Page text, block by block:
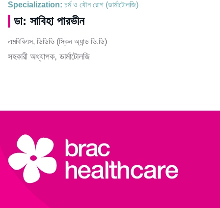
Specialization: চর্ম ও যৌন রোগ (ডার্মাটোলজি)
ডা: সাবিহা পারভীন
এমবিবিএস, ডিডিভি (স্কিন অ্যান্ড ভি.ডি)
সহকারী অধ্যাপক, ডার্মাটোলজি